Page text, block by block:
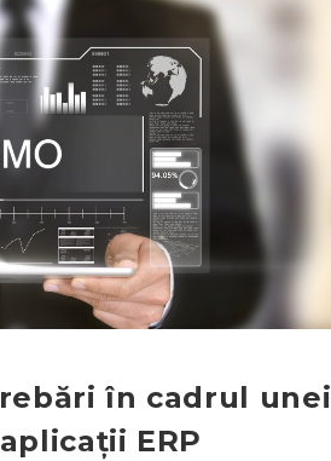
în cadrul unei
ERP